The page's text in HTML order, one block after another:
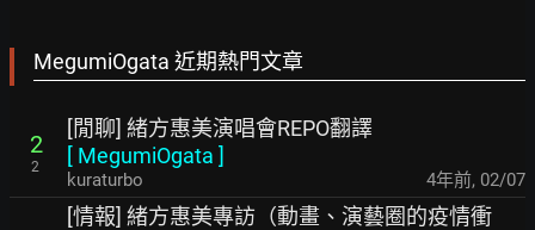
MegumiOgata 近期熱門文章
2
2
[閒聊] 緒方惠美演唱會REPO翻譯
[ MegumiOgata ]
kuraturbo 4年前, 02/07
[情報] 緒方惠美專訪（動畫、演藝圈的疫情衝